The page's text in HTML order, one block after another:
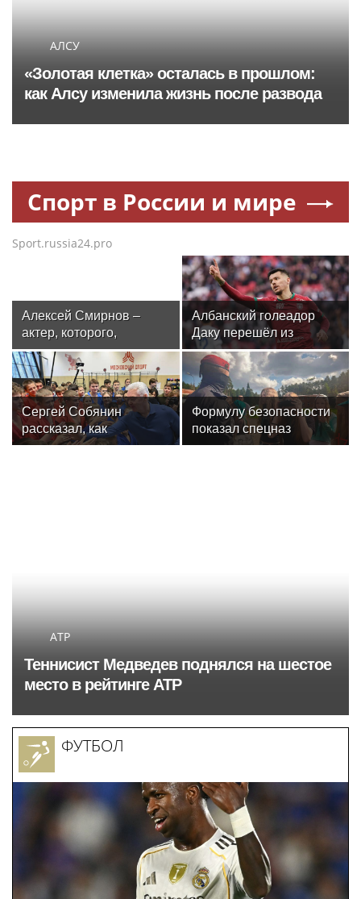
АЛСУ
«Золотая клетка» осталась в прошлом:
как Алсу изменила жизнь после развода
Спорт в России и мире
Sport.russia24.pro
Алексей Смирнов –
актер, которого,
надеюсь, еще не
забыли
Албанский голеадор
Даку перешёл из
«Рубина» в «Спартак»,
несмотря на протест
фанатов
Сергей Собянин
рассказал, как
отреставрируют
Формулу безопасности
показал спецназ
Росгвардии юным
ATP
Теннисист Медведев поднялся на шестое
место в рейтинге ATP
ФУТБОЛ